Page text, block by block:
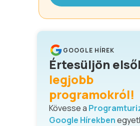
GOOGLE HÍREK
Értesüljön
legjobb
programokról!
Kövesse a
Google Hírekben